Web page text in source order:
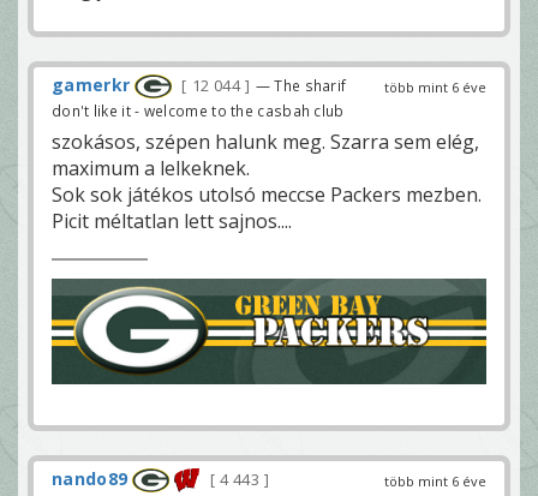
több mint 6 éve
gamerkr 12 044
— The sharif
don't like it - welcome to the casbah club
szokásos, szépen halunk meg. Szarra sem elég,
maximum a lelkeknek.
Sok sok játékos utolsó meccse Packers mezben.
Picit méltatlan lett sajnos....
több mint 6 éve
nando89
4 443